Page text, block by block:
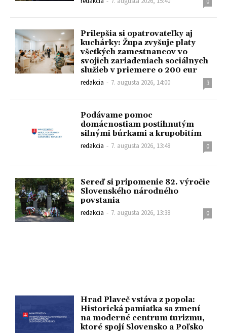
Prilepšia si opatrovateľky aj
kuchárky: Župa zvyšuje platy
všetkých zamestnancov vo
svojich zariadeniach sociálnych
služieb v priemere o 200 eur
redakcia - 7. augusta 2026, 14:00 3
Podávame pomoc
domácnostiam postihnutým
silnými búrkami a krupobitím
redakcia - 7. augusta 2026, 13:48 0
Sereď si pripomenie 82. výročie
Slovenského národného
povstania
redakcia - 7. augusta 2026, 13:38 0
Hrad Plaveč vstáva z popola:
Historická pamiatka sa zmení
na moderné centrum turizmu,
ktoré spojí Slovensko a Poľsko